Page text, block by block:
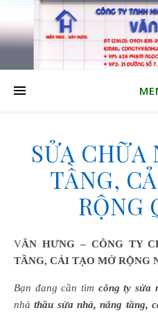
SỬA CHỮA
TẦNG,
RỘNG
VĂN HƯNG – CÔNG TY CHUYÊN SỬA CHỮA, NÂNG
TẦNG, CẢI TẠO MỞ RỘNG
Bạn đang cần tìm công ty sửa
nhàthầu sửa nhà, nâng tầng,